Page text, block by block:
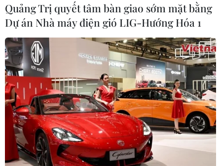
Quảng Trị quyết tâm bàn giao sớm mặt bằng
Dự án Nhà máy điện gió LIG-Hướng Hóa 1